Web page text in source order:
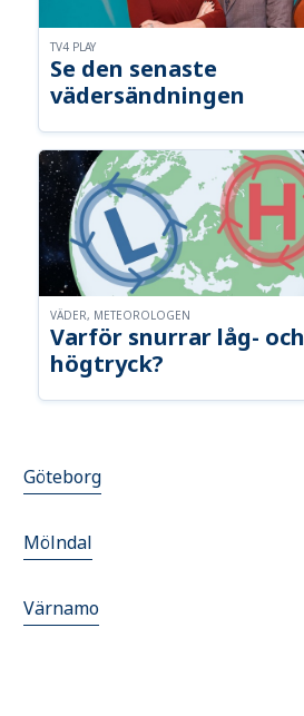
Se den senaste
vädersändningen
TV4 PLAY
Varför snurrar låg- och
högtryck?
VÄDER, METEOROLOGEN
Göteborg
Mölndal
Värnamo